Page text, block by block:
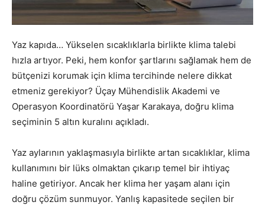
Yaz kapıda… Yükselen sıcaklıklarla birlikte klima talebi
hızla artıyor. Peki, hem konfor şartlarını sağlamak hem de
bütçenizi korumak için klima tercihinde nelere dikkat
etmeniz gerekiyor? Üçay Mühendislik Akademi ve
Operasyon Koordinatörü Yaşar Karakaya, doğru klima
seçiminin 5 altın kuralını açıkladı.
Yaz aylarının yaklaşmasıyla birlikte artan sıcaklıklar, klima
kullanımını bir lüks olmaktan çıkarıp temel bir ihtiyaç
haline getiriyor. Ancak her klima her yaşam alanı için
doğru çözüm sunmuyor. Yanlış kapasitede seçilen bir